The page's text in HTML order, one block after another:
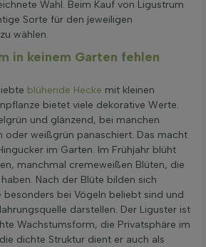
Wahl. Beim Kauf von Ligustrum
Sorte für den jeweiligen
wählen.
in keinem Garten fehlen
blühende Hecke mit kleinen
bietet viele dekorative Werte.
und glänzend, bei manchen
oder weißgrün panaschiert. Das macht
im Garten. Im Frühjahr blüht
manchmal cremeweißen Blüten, die
Nach der Blüte bilden sich
besonders bei Vögeln beliebt sind und
darstellen. Der Liguster ist
Wachstumsform, die Privatsphäre im
dichte Struktur dient er auch als